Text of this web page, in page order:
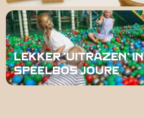
LEKKER 'UITRAZEN' IN
SPEELBOS JOURE